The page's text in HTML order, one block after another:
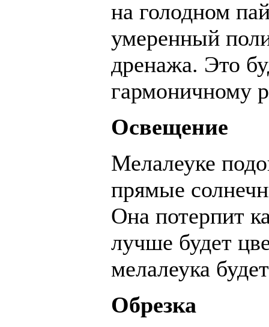
на голодном
умеренный
дренажа. Это
гармоничному
Освещение
Мелалеуке
прямые
Она потерпит
лучше будет
мелалеука
Обрезка